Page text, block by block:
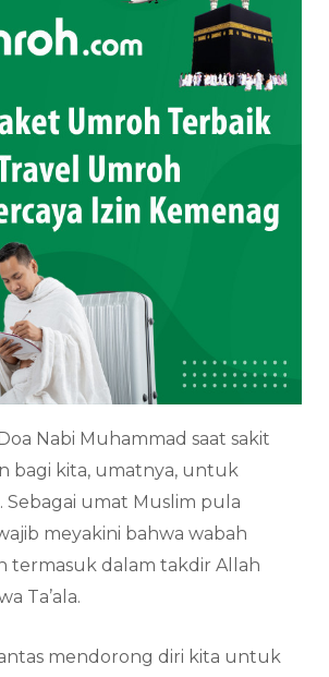
Doa Nabi Muhammad saat sakit
bagi kita, umatnya, untuk
Sebagai umat Muslim pula
meyakini bahwa wabah
termasuk dalam takdir Allah
Ta’ala.
mendorong diri kita untuk